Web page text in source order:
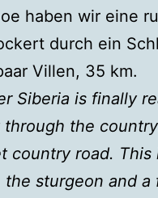
haben wir eine
durch ein
Villen, 35 km.
Siberia is finally
the
country road. This
sturgeon and a